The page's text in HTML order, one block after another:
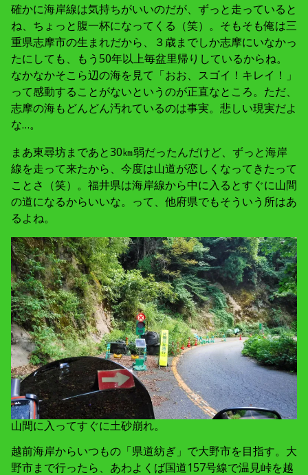
確かに海岸線は気持ちがいいのだが、ずっと走っていると
ね、ちょっと腹一杯になってくる（笑）。そもそも俺は三
重県志摩市の生まれだから、３歳までしか志摩にいなかっ
たにしても、もう50年以上毎盆里帰りしているからね。
なかなかそこら辺の海を見て「おお、スゴイ！キレイ！」
って感動することがないというのが正直なところ。ただ、
志摩の海もどんどん汚れているのは事実。悲しい現実だよ
な…。
まあ東尋坊まであと30㎞弱だったんだけど、ずっと海岸
線を走って来たから、今度は山道が恋しくなってきたって
ことさ（笑）。福井県は海岸線から中に入るとすぐに山間
の道になるからいいな。って、他府県でもそういう所はあ
るよね。
山間に入ってすぐに土砂崩れ。
越前海岸からいつもの「県道紡ぎ」で大野市を目指す。大
野市まで行ったら、あわよくば国道157号線で温見峠を越